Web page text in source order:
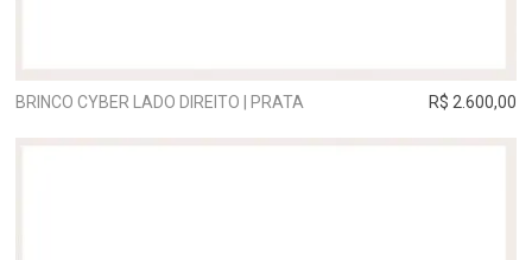
BRINCO CYBER LADO DIREITO | PRATA R$ 2.600,00